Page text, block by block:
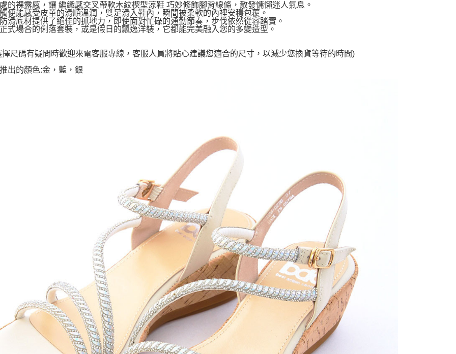
的裸露感，讓 編織感交叉帶軟木紋楔型涼鞋 巧妙修飾腳背線條，散發慵懶迷人氣息。
便能感受皮革的滑順溫潤，雙足滑入鞋內，瞬間被柔軟的內裡安穩包覆。
滑底材提供了絕佳的抓地力，即使面對忙碌的通勤節奏，步伐依然從容踏實。
式場合的俐落套裝，或是假日的飄逸洋裝，它都能完美融入您的多變造型。
擇尺碼有疑問時歡迎來電客服專線，客服人員將貼心建議您適合的尺寸，以減少您換貨等待的時間)
出的顏色:金，藍，銀